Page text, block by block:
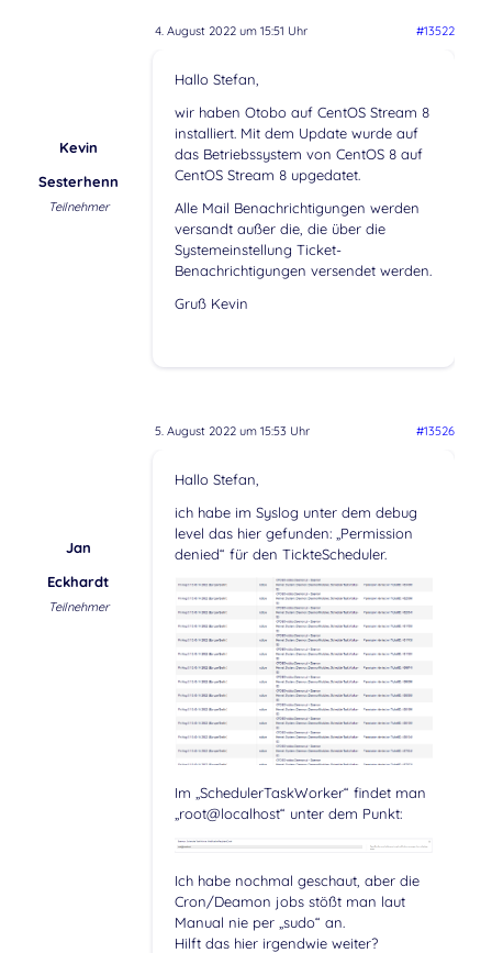
4. August 2022 um 15:51 Uhr #13522
Kevin
Sesterhenn
Teilnehmer
Hallo Stefan,
wir haben Otobo auf CentOS Stream 8
installiert. Mit dem Update wurde auf
das Betriebssystem von CentOS 8 auf
CentOS Stream 8 upgedatet.
Alle Mail Benachrichtigungen werden
versandt außer die, die über die
Systemeinstellung Ticket-
Benachrichtigungen versendet werden.
Gruß Kevin
5. August 2022 um 15:53 Uhr #13526
Jan
Eckhardt
Teilnehmer
Hallo Stefan,
ich habe im Syslog unter dem debug
level das hier gefunden: „Permission
denied“ für den TickteScheduler.
Im „SchedulerTaskWorker“ findet man
„root@localhost“ unter dem Punkt:
Ich habe nochmal geschaut, aber die
Cron/Deamon jobs stößt man laut
Manual nie per „sudo“ an.
Hilft das hier irgendwie weiter?